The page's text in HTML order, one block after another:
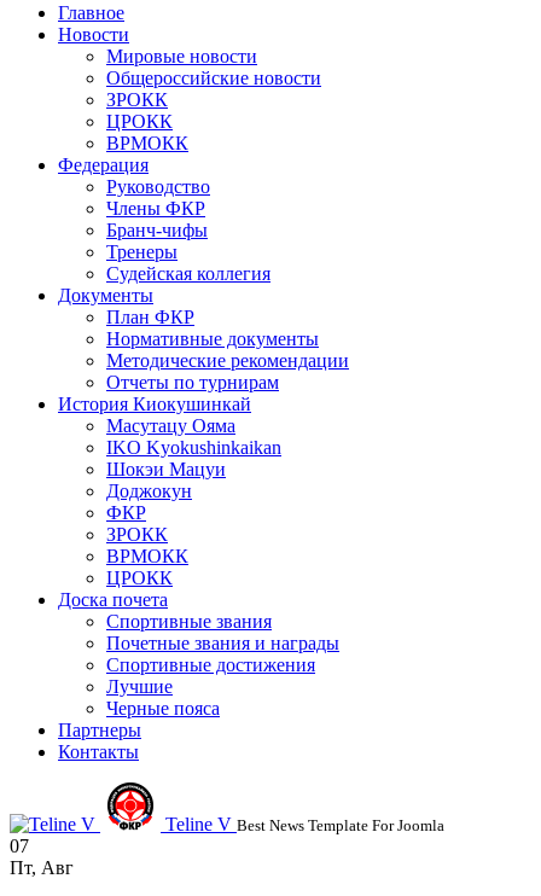
Главное
Новости
Мировые новости
Общероссийские новости
ЗРОКК
ЦРОКК
ВРМОКК
Федерация
Руководство
Члены ФКР
Бранч-чифы
Тренеры
Судейская коллегия
Документы
План ФКР
Нормативные документы
Методические рекомендации
Отчеты по турнирам
История Киокушинкай
Масутацу Ояма
IKO Kyokushinkaikan
Шокэи Мацуи
Доджокун
ФКР
ЗРОКК
ВРМОКК
ЦРОКК
Доска почета
Спортивные звания
Почетные звания и награды
Спортивные достижения
Лучшие
Черные пояса
Партнеры
Контакты
Teline V Best News Template For Joomla
07
Пт, Авг